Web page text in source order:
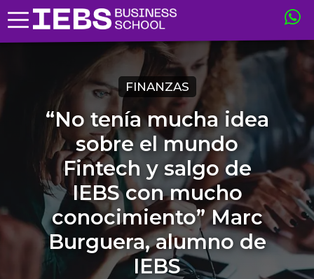
FINANZAS
“No tenía mucha idea
sobre el mundo
Fintech y salgo de
IEBS con mucho
conocimiento” Marc
Burguera, alumno de
IEBS